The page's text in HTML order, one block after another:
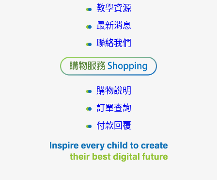
教學資源
最新消息
聯絡我們
購物說明
訂單查詢
付款回覆